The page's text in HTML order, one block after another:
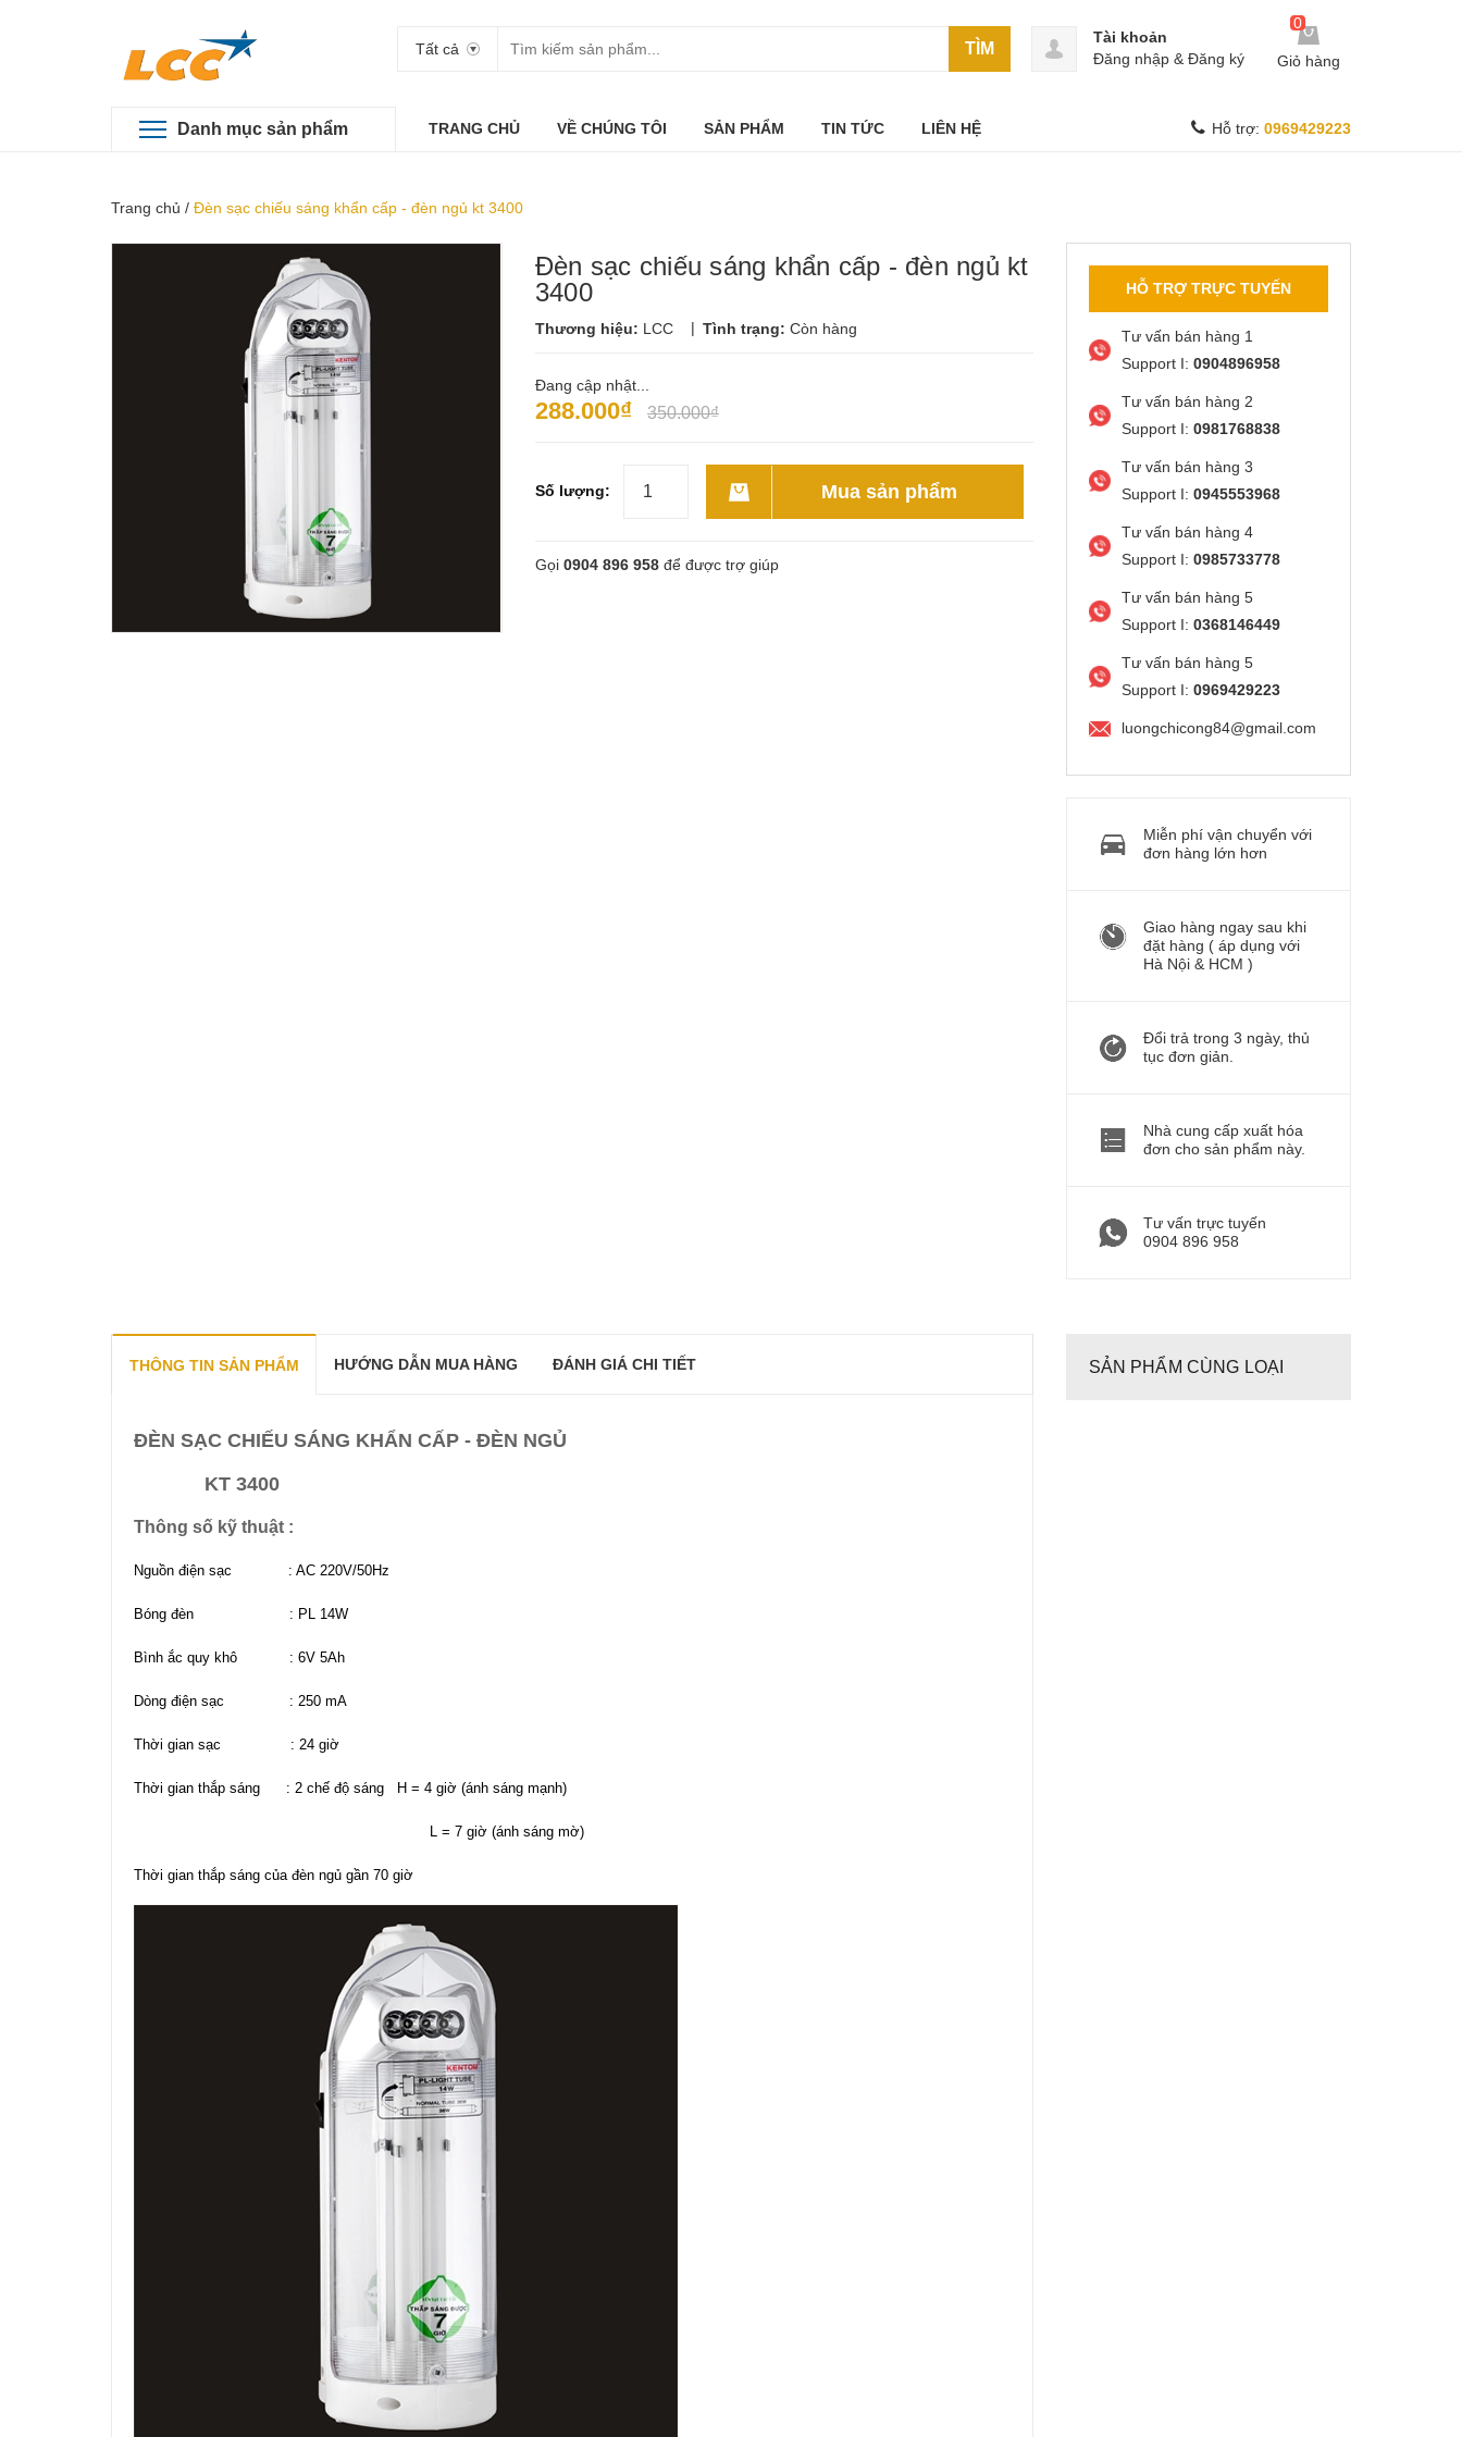
Tất cả TÌM
0
Giỏ hàng
Tài khoản
Đăng nhập & Đăng ký
Danh mục sản phẩm TRANG CHỦ VỀ CHÚNG TÔI SẢN PHẨM TIN TỨC LIÊN HỆ Hỗ trợ: 0969429223
Trang chủ / Đèn sạc chiếu sáng khẩn cấp - đèn ngủ kt 3400
Đèn sạc chiếu sáng khẩn cấp - đèn ngủ kt
3400
Thương hiệu: LCC | Tình trạng: Còn hàng
Đang cập nhật...
288.000₫ 350.000₫
Số lượng: Mua sản phẩm
Gọi 0904 896 958 để được trợ giúp
HỖ TRỢ TRỰC TUYẾN
Tư vấn bán hàng 1
Support I: 0904896958
Tư vấn bán hàng 2
Support I: 0981768838
Tư vấn bán hàng 3
Support I: 0945553968
Tư vấn bán hàng 4
Support I: 0985733778
Tư vấn bán hàng 5
Support I: 0368146449
Tư vấn bán hàng 5
Support I: 0969429223
luongchicong84@gmail.com
Miễn phí vận chuyển với
đơn hàng lớn hơn
Giao hàng ngay sau khi
đặt hàng ( áp dụng với
Hà Nội & HCM )
Đổi trả trong 3 ngày, thủ
tục đơn giản.
Nhà cung cấp xuất hóa
đơn cho sản phẩm này.
Tư vấn trực tuyến
0904 896 958
THÔNG TIN SẢN PHẨM HƯỚNG DẪN MUA HÀNG ĐÁNH GIÁ CHI TIẾT
ĐÈN SẠC CHIẾU SÁNG KHẨN CẤP - ĐÈN NGỦ
KT 3400
Thông số kỹ thuật :
Nguồn điện sạc : AC 220V/50Hz
Bóng đèn : PL 14W
Bình ắc quy khô : 6V 5Ah
Dòng điện sạc : 250 mA
Thời gian sạc : 24 giờ
Thời gian thắp sáng : 2 chế độ sáng H = 4 giờ (ánh sáng mạnh)
L = 7 giờ (ánh sáng mờ)
Thời gian thắp sáng của đèn ngủ gần 70 giờ
SẢN PHẨM CÙNG LOẠI